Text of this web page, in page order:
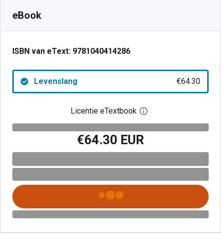
eBook
ISBN van eText: 9781040414286
Levenslang €64.30
Licentie eTextbook Open het
€64.30 EUR